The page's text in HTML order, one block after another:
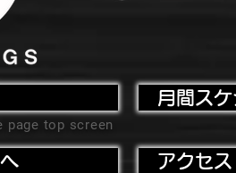
page top screen
月間ス
アクセ